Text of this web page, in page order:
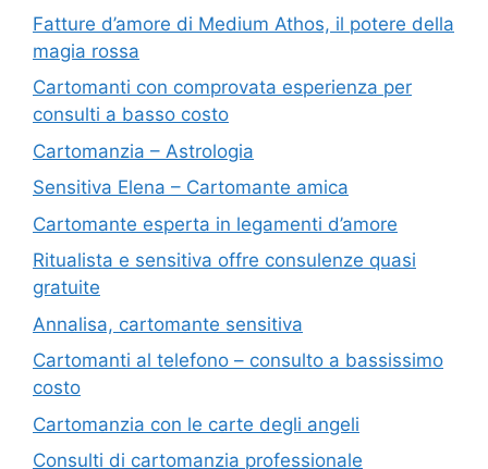
Fatture d’amore di Medium Athos, il potere della
magia rossa
Cartomanti con comprovata esperienza per
consulti a basso costo
Cartomanzia – Astrologia
Sensitiva Elena – Cartomante amica
Cartomante esperta in legamenti d’amore
Ritualista e sensitiva offre consulenze quasi
gratuite
Annalisa, cartomante sensitiva
Cartomanti al telefono – consulto a bassissimo
costo
Cartomanzia con le carte degli angeli
Consulti di cartomanzia professionale